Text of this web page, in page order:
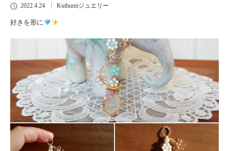
2022.4.24 Kuthumiジュエリー
好きを形に